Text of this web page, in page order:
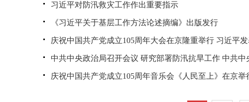
习近平对防汛救灾工作作出重要指示
《习近平关于基层工作方法论述摘编》出版发行
庆祝中国共产党成立105周年大会在京隆重举行 习近平
中共中央政治局召开会议 研究部署防汛抗旱工作 中共
庆祝中国共产党成立105周年音乐会《人民至上》在京举